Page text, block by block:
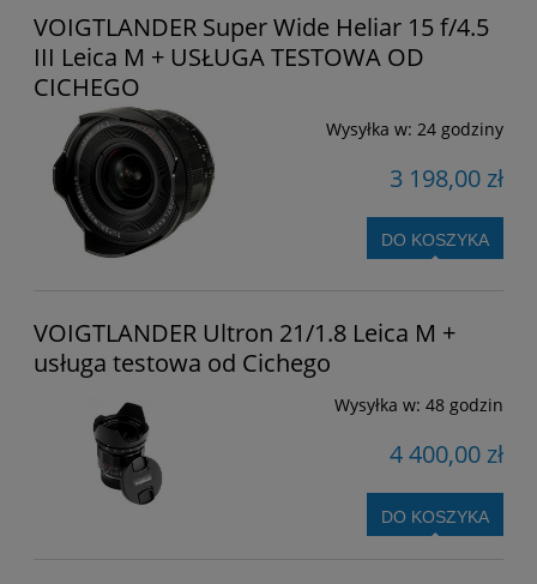
VOIGTLANDER Super Wide Heliar 15 f/4.5
III Leica M + USŁUGA TESTOWA OD
CICHEGO
Wysyłka w: 24 godziny
3 198,00 zł
DO KOSZYKA
VOIGTLANDER Ultron 21/1.8 Leica M +
usługa testowa od Cichego
Wysyłka w: 48 godzin
4 400,00 zł
DO KOSZYKA